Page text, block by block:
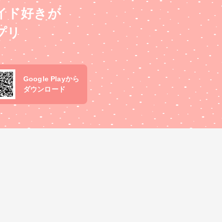
ド好きが
リ
Google Playから
ダウンロード